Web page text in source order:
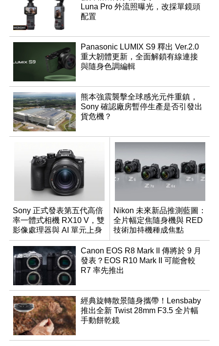
Luna Pro 外流照曝光，改採單鏡頭
配置
Panasonic LUMIX S9 釋出 Ver.2.0
重大韌體更新，全面解鎖有線連接
與隨身色調編輯
熊本強震襲擊全球感光元件重鎮，
Sony 確認廠房暫停生產是否引發出
貨危機？
Sony 正式發表第五代高倍
率一體式相機 RX10 V，雙
影像處理器與 AI 單元上身
Nikon 未來新品推測藍圖：
全片幅定焦隨身機與 RED
技術加持機種成焦點
Canon EOS R8 Mark II 傳將於 9 月
發表？EOS R10 Mark II 可能會較
R7 率先推出
經典旋轉散景隨身攜帶！Lensbaby
推出全新 Twist 28mm F3.5 全片幅
手動餅乾鏡